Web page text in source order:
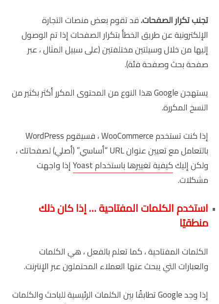
تجنب تكرار الصفحات.قد تقوم بعض منصات التجارة
الإلكترونية عن طريق الخطأ بتكرار الصفحات إذا تم الوصول
إليها من خلال وسيلتين مختلفتين (على سبيل المثال ، عبر
صفحة بحث وصفحة فئة).
يستهجن Google هذا النوع من المحتوى المكرر أكثر بكثير من
النسخ المكررة.
إذا كنت تستخدم WooCommerce ، فسيقوم WordPress
بالتعامل مع تعيين عنوان URL “أساسي” (أصلي) لصفحاتك ،
ولكن إليككيفية تغييرها باستخدام Yoast
إذا واجهت
مشكلات.
استخدم الكلمات المفتاحية … إذا كان ذلك
منطقيًا
الكلمات المفتاحية ، كما تعلم بالفعل ، هي الكلمات
والعبارات التي يبحث عنها العملاء المحتملون عبر الإنترنت.
إذا وجد Google تطابقًا بين الكلمات الرئيسية للباحث والكلمات